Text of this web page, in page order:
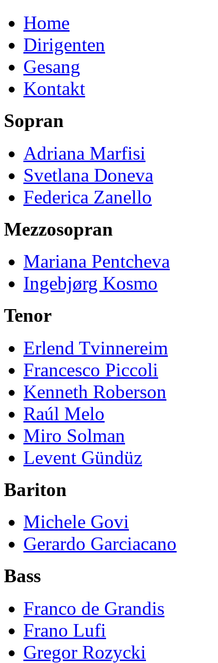
Home
Dirigenten
Gesang
Kontakt
Sopran
Adriana Marfisi
Svetlana Doneva
Federica Zanello
Mezzosopran
Mariana Pentcheva
Ingebjørg Kosmo
Tenor
Erlend Tvinnereim
Francesco Piccoli
Kenneth Roberson
Raúl Melo
Miro Solman
Levent Gündüz
Bariton
Michele Govi
Gerardo Garciacano
Bass
Franco de Grandis
Frano Lufi
Gregor Rozycki